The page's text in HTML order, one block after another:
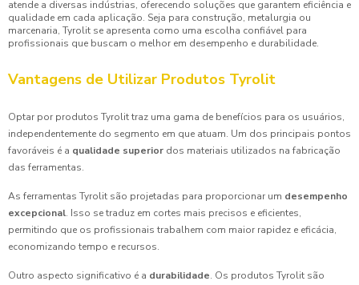
atende a diversas indústrias, oferecendo soluções que garantem eficiência e
qualidade em cada aplicação. Seja para construção, metalurgia ou
marcenaria, Tyrolit se apresenta como uma escolha confiável para
profissionais que buscam o melhor em desempenho e durabilidade.
Vantagens de Utilizar Produtos Tyrolit
Optar por produtos Tyrolit traz uma gama de benefícios para os usuários,
independentemente do segmento em que atuam. Um dos principais pontos
favoráveis é a qualidade superior dos materiais utilizados na fabricação
das ferramentas.
As ferramentas Tyrolit são projetadas para proporcionar um desempenho
excepcional. Isso se traduz em cortes mais precisos e eficientes,
permitindo que os profissionais trabalhem com maior rapidez e eficácia,
economizando tempo e recursos.
Outro aspecto significativo é a durabilidade. Os produtos Tyrolit são